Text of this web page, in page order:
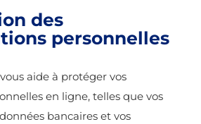
des
personnelles
vous aide à protéger vos
en ligne, telles que vos
bancaires et vos